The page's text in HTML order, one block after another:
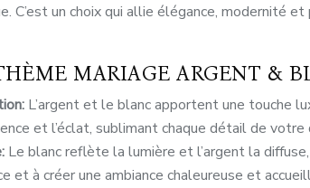
C’est un choix qui allie élégance, modernité
MARIAGE ARGENT &
L’argent et le blanc apportent une touche
et l’éclat, sublimant chaque détail de votre
Le blanc reflète la lumière et l’argent la
et à créer une ambiance chaleureuse et